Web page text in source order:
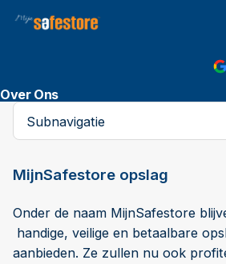
Over Ons
Subnavigatie
MijnSafestore opslag
Onder de naam MijnSafestore
handige, veilige en betaalbare
aanbieden. Ze zullen nu ook